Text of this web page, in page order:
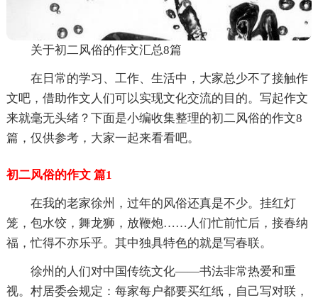
关于初二风俗的作文汇总8篇
在日常的学习、工作、生活中，大家总少不了接触作
文吧，借助作文人们可以实现文化交流的目的。写起作文
来就毫无头绪？下面是小编收集整理的初二风俗的作文8
篇，仅供参考，大家一起来看看吧。
初二风俗的作文 篇1
在我的老家徐州，过年的风俗还真是不少。挂红灯
笼，包水饺，舞龙狮，放鞭炮……人们忙前忙后，接春纳
福，忙得不亦乐乎。其中独具特色的就是写春联。
徐州的人们对中国传统文化——书法非常热爱和重
视。村居委会规定：每家每户都要买红纸，自己写对联，